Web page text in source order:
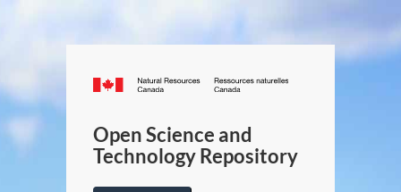
Canada.ca
/
Canada
Open Science and
Technology Repository